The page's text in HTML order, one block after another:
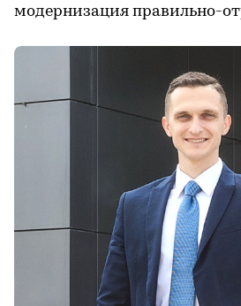
модернизация правильно-